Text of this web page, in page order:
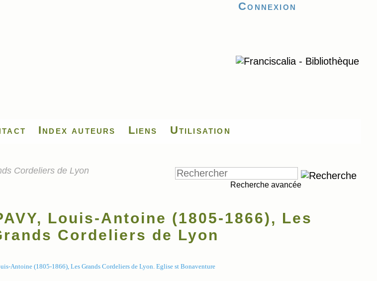
Connexion
Index auteurs Liens Utilisation
Cordeliers de Lyon
Recherche avancée
Louis-Antoine (1805-1866), Les
Cordeliers de Lyon
Antoine (1805-1866), Les Grands Cordeliers de Lyon. Eglise st Bonaventure